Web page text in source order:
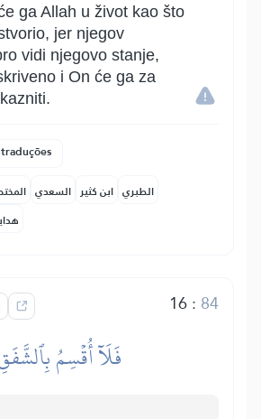
ga Allah u život kao što
jer njegov
vidi njegovo stanje,
i On će ga za
السعدي ابن كثير الطبري
16: 84
فَلَآ أُقۡسِمُ